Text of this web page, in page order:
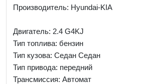
Производитель: Hyundai-KIA
Двигатель: 2.4 G4KJ
Тип топлива: бензин
Тип кузова: Седан Седан
Тип привода: передний
Трансмиссия: Автомат